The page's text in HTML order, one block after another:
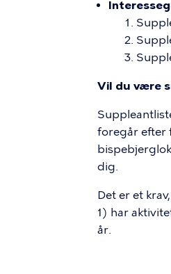
Vil du være
foregår efter
dig.
Det er et
1) har
år.